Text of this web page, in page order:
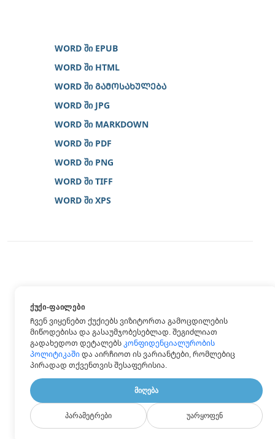
WORD ში EPUB
WORD ში HTML
WORD ში ᲒᲐᲛᲝᲡᲐᲮᲣᲚᲔᲑᲐ
WORD ში JPG
WORD ში MARKDOWN
WORD ში PDF
WORD ში PNG
WORD ში TIFF
WORD ში XPS
ᲥᲣᲥᲘ-ᲤᲐᲘᲚᲔᲑᲘ
Ჩვენ ვიყენებთ ქუქიებს ვიზიტორთა გამოცდილების
მიწოდებისა და გასაუმჯობესებლად. შეგიძლიათ
გადახედოთ დეტალებს კონფიდენციალურობის
პოლიტიკაშიდა აირჩიოთ ის ვარიანტები, რომლებიც
პირადად თქვენთვის შესაფერისია.
ᲛᲘᲦᲔᲑᲐ
ᲞᲐᲠᲐᲛᲔᲢᲠᲔᲑᲘ ᲣᲐᲠᲧᲝᲤᲔᲜ